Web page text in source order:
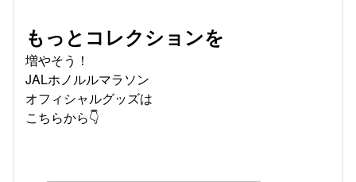
もっとコレクションを
増やそう！
JALホノルルマラソン
オフィシャルグッズは
こちらから👇